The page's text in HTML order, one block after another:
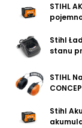
STIHL
Stihl
stanu
STIHL
Stihl